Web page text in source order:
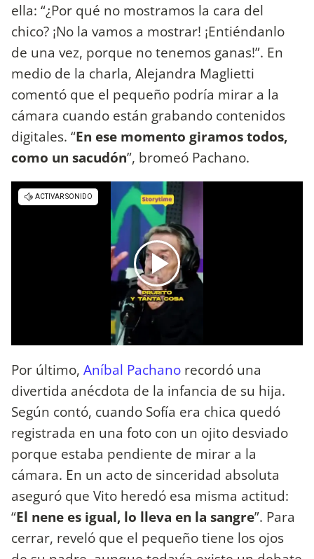
ella: “¿Por qué no mostramos la cara del
chico? ¡No la vamos a mostrar! ¡Entiéndanlo
de una vez, porque no tenemos ganas!”. En
medio de la charla, Alejandra Maglietti
comentó que el pequeño podría mirar a la
cámara cuando están grabando contenidos
digitales. “En ese momento giramos todos,
como un sacudón”, bromeó Pachano.
Por último, Aníbal Pachano recordó una
divertida anécdota de la infancia de su hija.
Según contó, cuando Sofía era chica quedó
registrada en una foto con un ojito desviado
porque estaba pendiente de mirar a la
cámara. En un acto de sinceridad absoluta
aseguró que Vito heredó esa misma actitud:
“El nene es igual, lo lleva en la sangre”. Para
cerrar, reveló que el pequeño tiene los ojos